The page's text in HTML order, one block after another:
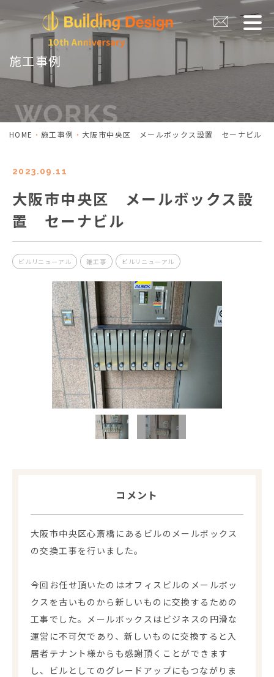
施工事例
HOME 施工事例 大阪市中央区 メールボックス設置 セーナビル
2023.09.11
大阪市中央区 メールボックス設
置 セーナビル
ビルリニューアル 雑工事 ビルリニューアル
コメント
大阪市中央区心斎橋にあるビルのメールボックス
の交換工事を行いました。
今回お任せ頂いたのはオフィスビルのメールボッ
クスを古いものから新しいものに交換するための
工事でした。メールボックスはビジネスの円滑な
運営に不可欠であり、新しいものに交換すると入
居者テナント様からも感謝頂くことができます
し、ビルとしてのグレードアップにもつながりま